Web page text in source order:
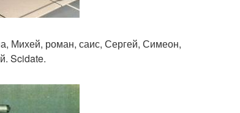
Михей, роман, саис, Сергей, Симеон,
Scidate.